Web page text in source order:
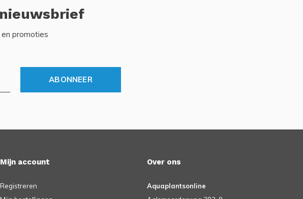
promoties
ABONNEER
Mijn account
Registreren
Over ons
Aquaplantsonline